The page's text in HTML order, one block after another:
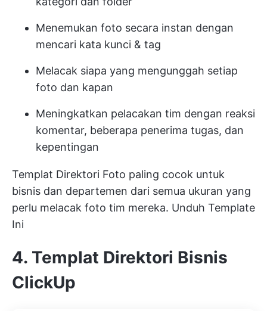
Menemukan foto secara instan dengan
mencari kata kunci & tag
Melacak siapa yang mengunggah setiap
foto dan kapan
Meningkatkan pelacakan tim dengan reaksi
komentar, beberapa penerima tugas, dan
kepentingan
Templat Direktori Foto paling cocok untuk
bisnis dan departemen dari semua ukuran yang
perlu melacak foto tim mereka. Unduh Template
Ini
4. Templat Direktori Bisnis
ClickUp